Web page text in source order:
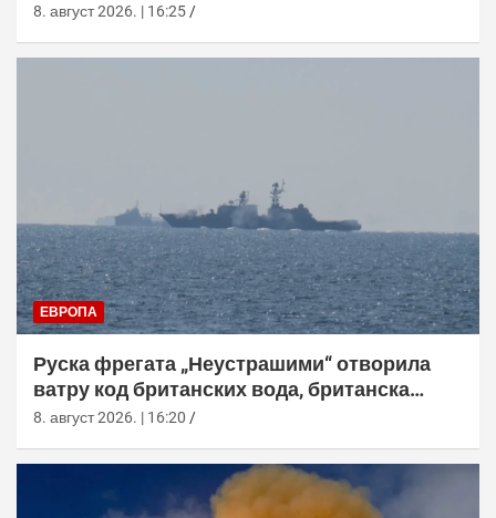
8. август 2026. | 16:25
ЕВРОПА
Руска фрегата „Неустрашими“ отворила
ватру код британских вода, британска
морнарица појачала праћење
8. август 2026. | 16:20